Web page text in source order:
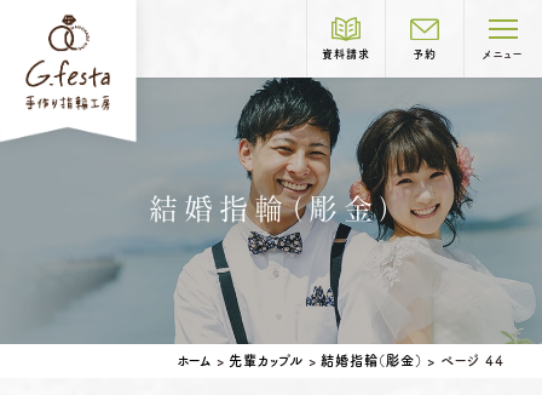
資料請求 予約 メニュー
制作コース紹介
COURSE
結婚指輪 婚約指輪
結婚指輪（彫金）
ホーム > 先輩カップル >結婚指輪（彫金） > ページ 44
岐阜本店 TEL.058-265-2756